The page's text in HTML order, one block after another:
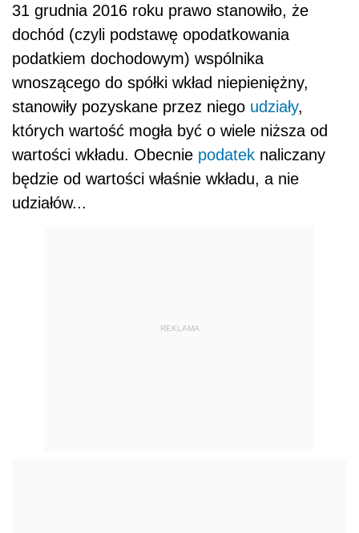
31 grudnia 2016 roku prawo stanowiło, że
dochód (czyli podstawę opodatkowania
podatkiem dochodowym) wspólnika
wnoszącego do spółki wkład niepieniężny,
stanowiły pozyskane przez niego udziały,
których wartość mogła być o wiele niższa od
wartości wkładu. Obecnie podatek naliczany
będzie od wartości właśnie wkładu, a nie
udziałów...
REKLAMA